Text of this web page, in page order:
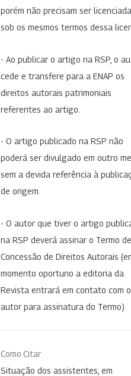
porém não precisam ser
sob os mesmos termos dessa
- Ao publicar o artigo na RSP, o
cede e transfere para a ENAP os
direitos autorais patrimoniais
referentes ao artigo.
- O artigo publicado na RSP não
poderá ser divulgado em outro
sem a devida referência à
de origem.
- O autor que tiver o artigo
na RSP deverá assinar o Termo de
Concessão de Direitos Autorais
momento oportuno a editoria da
Revista entrará em contato com o
autor para assinatura do Termo).
Como Citar
Situação dos assistentes, em